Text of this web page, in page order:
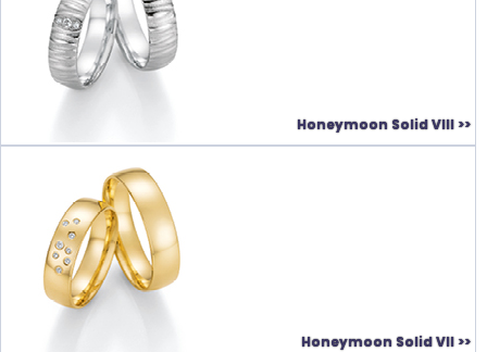
Honeymoon Solid VIII >>
Honeymoon Solid VII >>